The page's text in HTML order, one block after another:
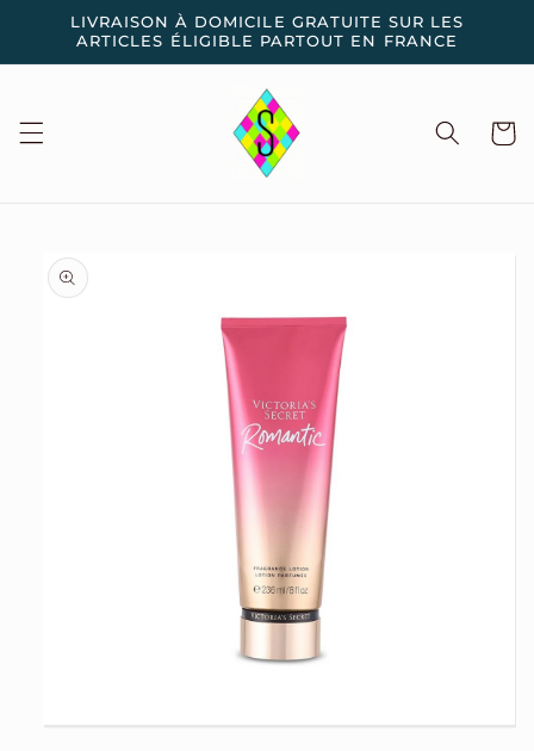
passer
contenu
LIVRAISON À DOMICILE GRATUITE SUR LES
ARTICLES ÉLIGIBLE PARTOUT EN FRANCE
Panier
Passer aux
informations
produits